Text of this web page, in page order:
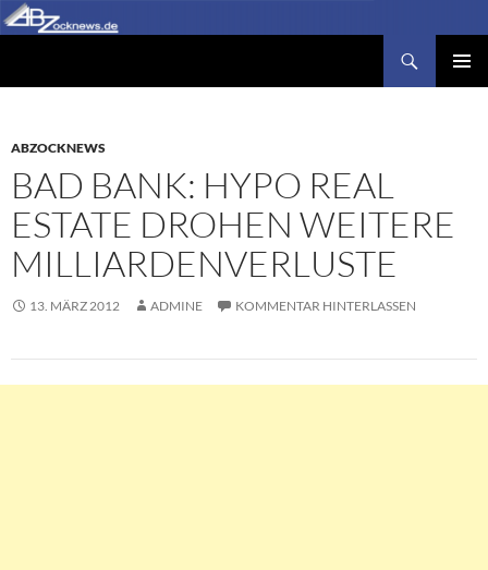
Zum
Inhalt
ABZOCKNEWS
BAD BANK: HYPO REAL
ESTATE DROHEN WEITERE
MILLIARDENVERLUSTE
13. MÄRZ 2012 ADMINE KOMMENTAR HINTERLASSEN